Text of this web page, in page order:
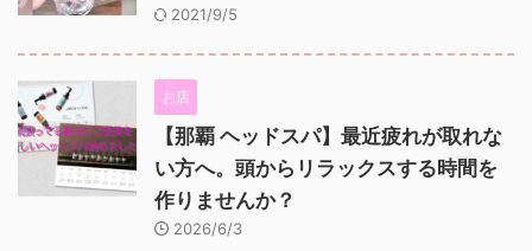
2021/9/5
お店
【那覇 ヘッドスパ】最近疲れが取れな
い方へ。頭からリラックスする時間を
作りませんか？
2026/6/3